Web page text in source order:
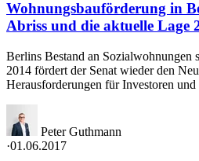
Wohnungsbauförderung in
Abriss und die aktuelle Lage
Berlins Bestand an Sozialwohnungen
2014 fördert der Senat wieder den
Herausforderungen für Investoren
Peter Guthmann
·01.06.2017